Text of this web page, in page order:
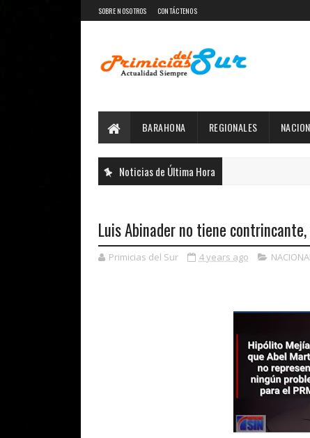
SOBRE NOSOTROS CONTÁCTENOS
BARAHONA REGIONALES
Noticias de Última Hora
Luis Abinader no tiene
Primicias del Sur 4 years ago